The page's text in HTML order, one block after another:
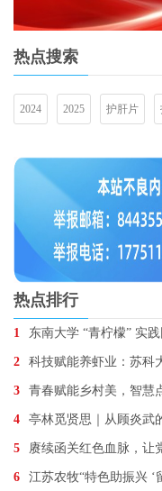
热点搜索
2024 2025 护肝片
热点排行
1 东南大学 “青柠檬” 实
2 科技赋能养虾业：苏科
3 青春赋能乡村美，智慧
4 亭林觅贤思｜从顾炎武
5 赓续函关红色血脉，让
6 江苏农牧“特色助振兴 ‘